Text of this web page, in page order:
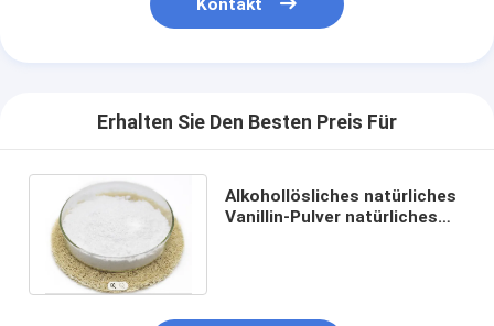
Kontakt
Erhalten Sie Den Besten Preis Für
Alkohollösliches natürliches
Vanillin-Pulver natürliches